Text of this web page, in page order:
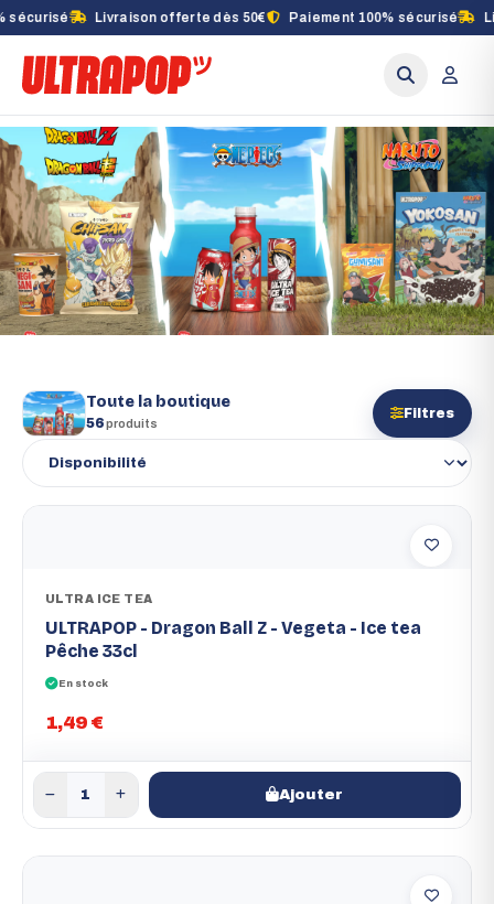
Livraison offerte dès 50€ Paiement 100% sécurisé Livraison
Toute la boutique
Toute la boutique
56produits
Filtres
Trier les produits
ULTRA ICE TEA
ULTRAPOP - Dragon Ball Z - Vegeta - Ice tea
Pêche 33cl
En stock
1,49 €
Ajouter